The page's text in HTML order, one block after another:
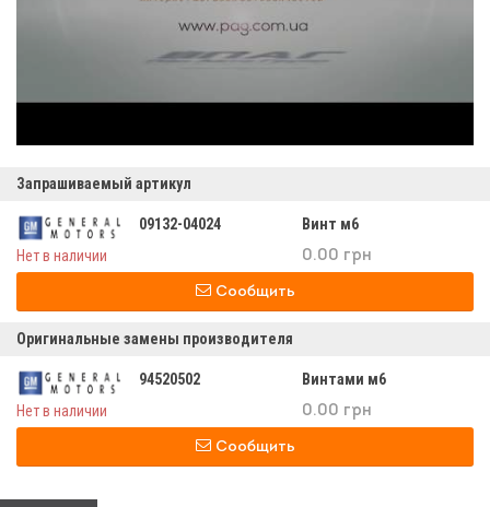
Запрашиваемый артикул
09132-04024
Винт м6
Нет в наличии
0.00 грн
Сообщить
Оригинальные замены производителя
94520502
Винтами м6
Нет в наличии
0.00 грн
Сообщить